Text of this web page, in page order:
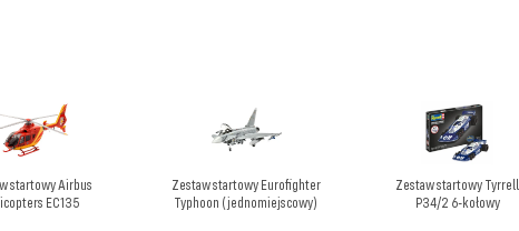
startowy Airbus
EC135
Zestaw startowy Eurofighter
Typhoon (jednomiejscowy)
Zestaw startowy Tyrrell
P34/2 6-kołowy